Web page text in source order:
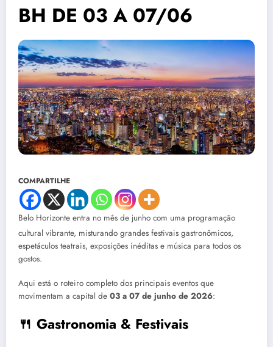
BH DE 03 A 07/06
COMPARTILHE
Belo Horizonte entra no mês de junho com uma programação
cultural vibrante, misturando grandes festivais gastronômicos,
espetáculos teatrais, exposições inéditas e música para todos os
gostos.
Aqui está o roteiro completo dos principais eventos que
movimentam a capital de 03 a 07 de junho de 2026:
🍴 Gastronomia & Festivais